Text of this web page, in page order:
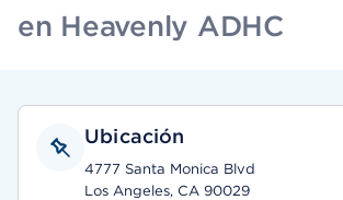
en Heavenly ADHC
Ubicación
4777 Santa Monica Blvd
Los Angeles, CA 90029